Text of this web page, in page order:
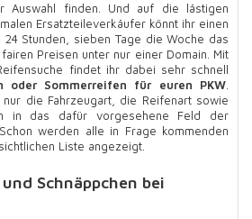
Auswahl finden. Und auf die lästigen
Ersatzteileverkäufer könnt ihr einen
24 Stunden, sieben Tage die Woche das
Preisen unter nur einer Domain. Mit
findet ihr dabei sehr schnell
oder Sommerreifen für euren PKW
die Fahrzeugart, die Reifenart sowie
in das dafür vorgesehene Feld der
werden alle in Frage kommenden
Liste angezeigt.
Schnäppchen bei